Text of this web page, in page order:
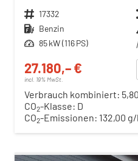
Fahrzeugnr. 17332
Kraftstoff Benzin
Leistung 85 kW (116 PS)
27.180,– €
incl. 19% MwSt.
Verbrauch kombiniert:
CO2-Klasse: D
CO2-Emissionen: 132,00